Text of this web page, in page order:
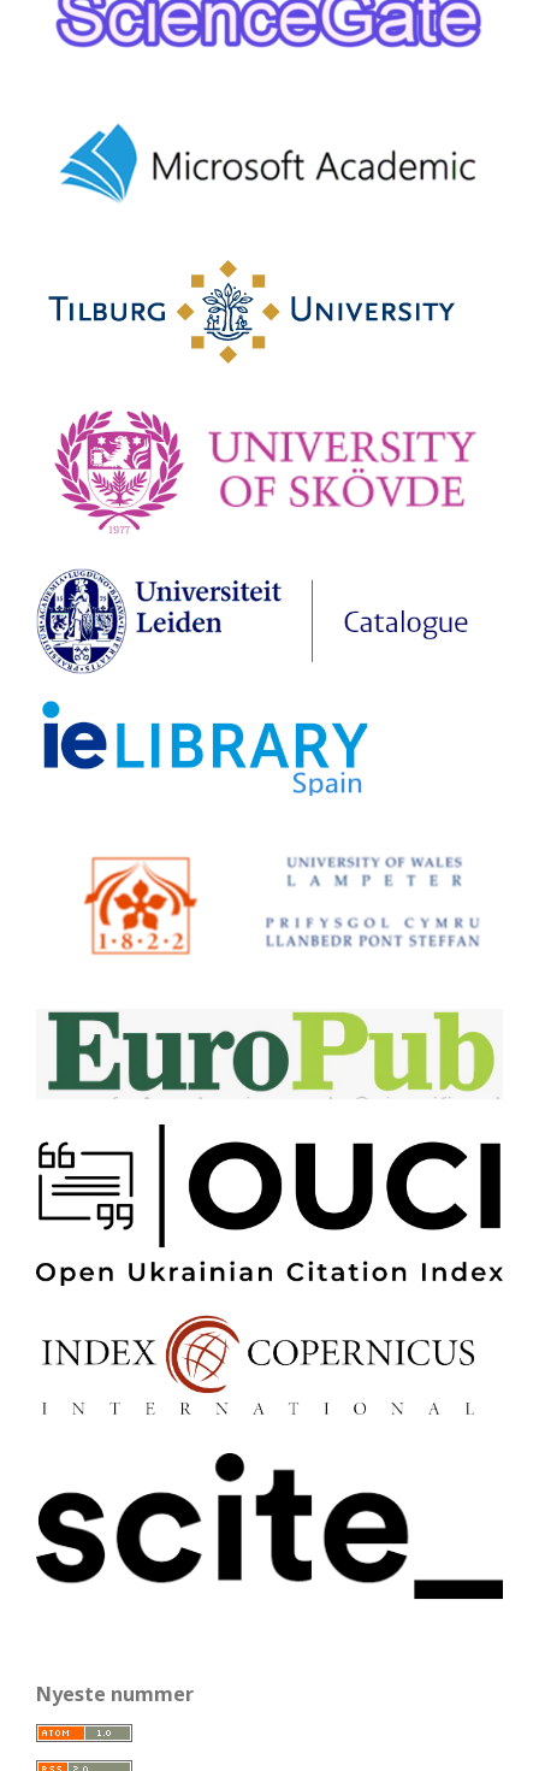
Nyeste nummer